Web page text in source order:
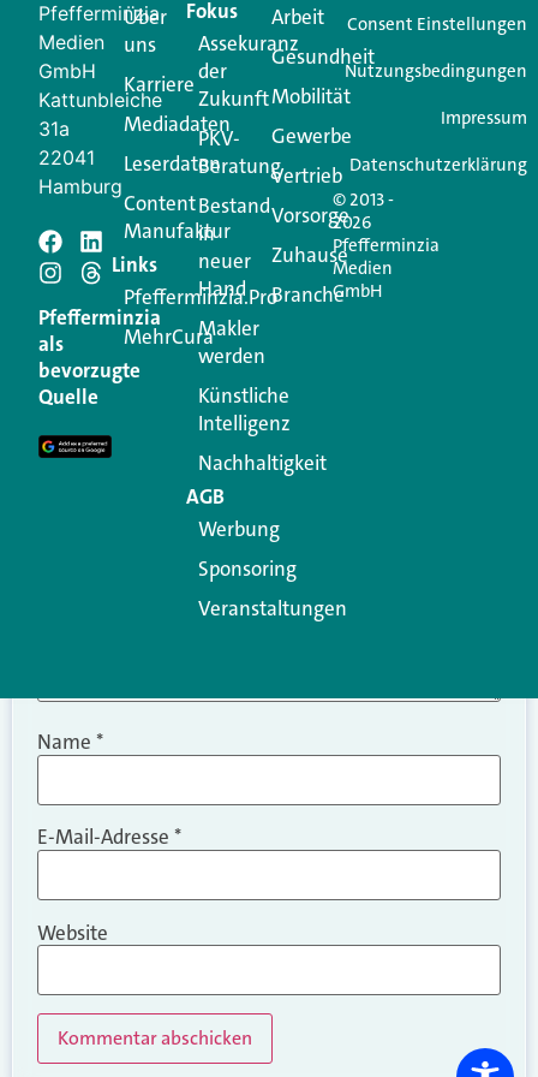
Ihren Vertriebsalltag leichter macht. Mit nur einem
Login.
Jetzt anmelden
Schreiben Sie einen
Kommentar
Ihre E-Mail-Adresse wird nicht veröffentlicht.
Erforderliche Felder sind mit
Kommentar
Name *
E-Mail-Adresse *
Website
Pfefferminzia
Medien
GmbH
Kattunbleiche
31a
22041
Hamburg
Pfefferminzia
als
bevorzugte
Quelle
Über
uns
Karriere
Mediadaten
Leserdaten
Content
Manufaktur
Links
Pfefferminzia.Pro
MehrCura
Fokus
Assekuranz
der
Zukunft
PKV-
Beratung
Bestand
in
neuer
Hand
Makler
werden
Künstliche
Intelligenz
Nachhaltigkeit
AGB
Werbung
Sponsoring
Veranstaltungen
Arbeit
Gesundheit
Mobilität
Gewerbe
Vertrieb
Vorsorge
Zuhause
Branche
© 2013 -
2026
Pfefferminzia
Medien
GmbH
Consent Einstellungen
Nutzungsbedingungen
Impressum
Datenschutzerklärung